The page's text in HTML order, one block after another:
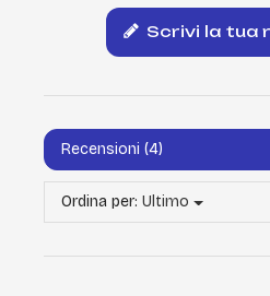
Scrivi la tua
Recensioni (4)
Ordina per: Ultimo